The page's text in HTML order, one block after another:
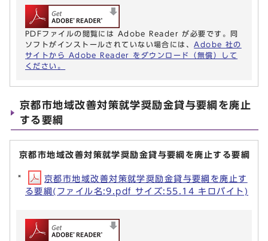
PDFファイルの閲覧には Adobe Reader が必要です。同
ソフトがインストールされていない場合には、 Adobe 社の
サイトから Adobe Reader をダウンロード（無償）して
ください。
京都市地域改善対策就学奨励金貸与要綱を廃止
する要綱
京都市地域改善対策就学奨励金貸与要綱を廃止する要綱
京都市地域改善対策就学奨励金貸与要綱を廃止す
る要綱(ファイル名:9.pdf サイズ:55.14 キロバイト)